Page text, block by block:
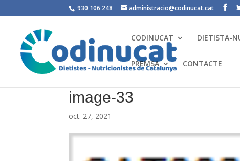
930 106 248 administracio@codinucat.cat
CODINUCAT DIETISTA-
PREMSA CONTACTE
image-33
oct. 27, 2021